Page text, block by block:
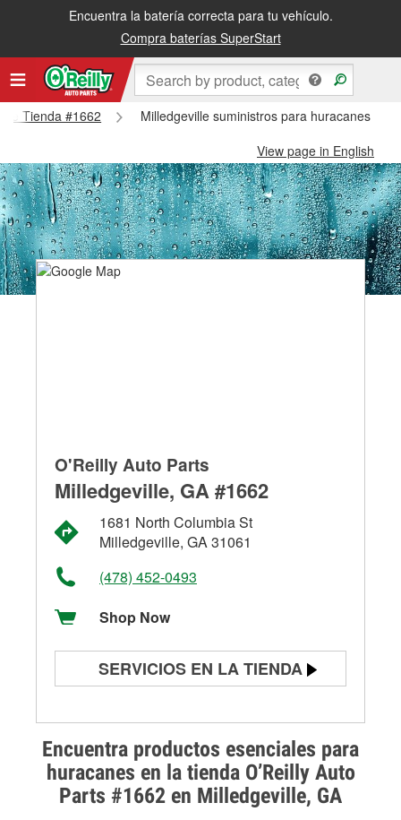
Encuentra la batería correcta para tu vehículo.
Compra baterías SuperStart
Tienda #1662
Milledgeville suministros para huracanes y
View page in English
Encuentra productos esenciales para
huracanes en la tienda O’Reilly Auto
Parts #1662 en Milledgeville, GA
O'Reilly Auto Parts
Milledgeville, GA #1662
1681 North Columbia St
Milledgeville, GA 31061
(478) 452-0493
Shop Now
SERVICIOS EN LA TIENDA
Prueba de alternadores y
arrancadores
Revisión de la luz "Check Engine"